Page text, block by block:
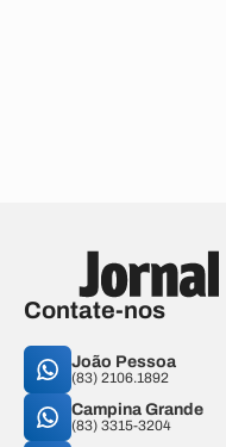
Contate-nos
João Pessoa
(83) 2106.1892
Campina Grande
(83) 3315-3204